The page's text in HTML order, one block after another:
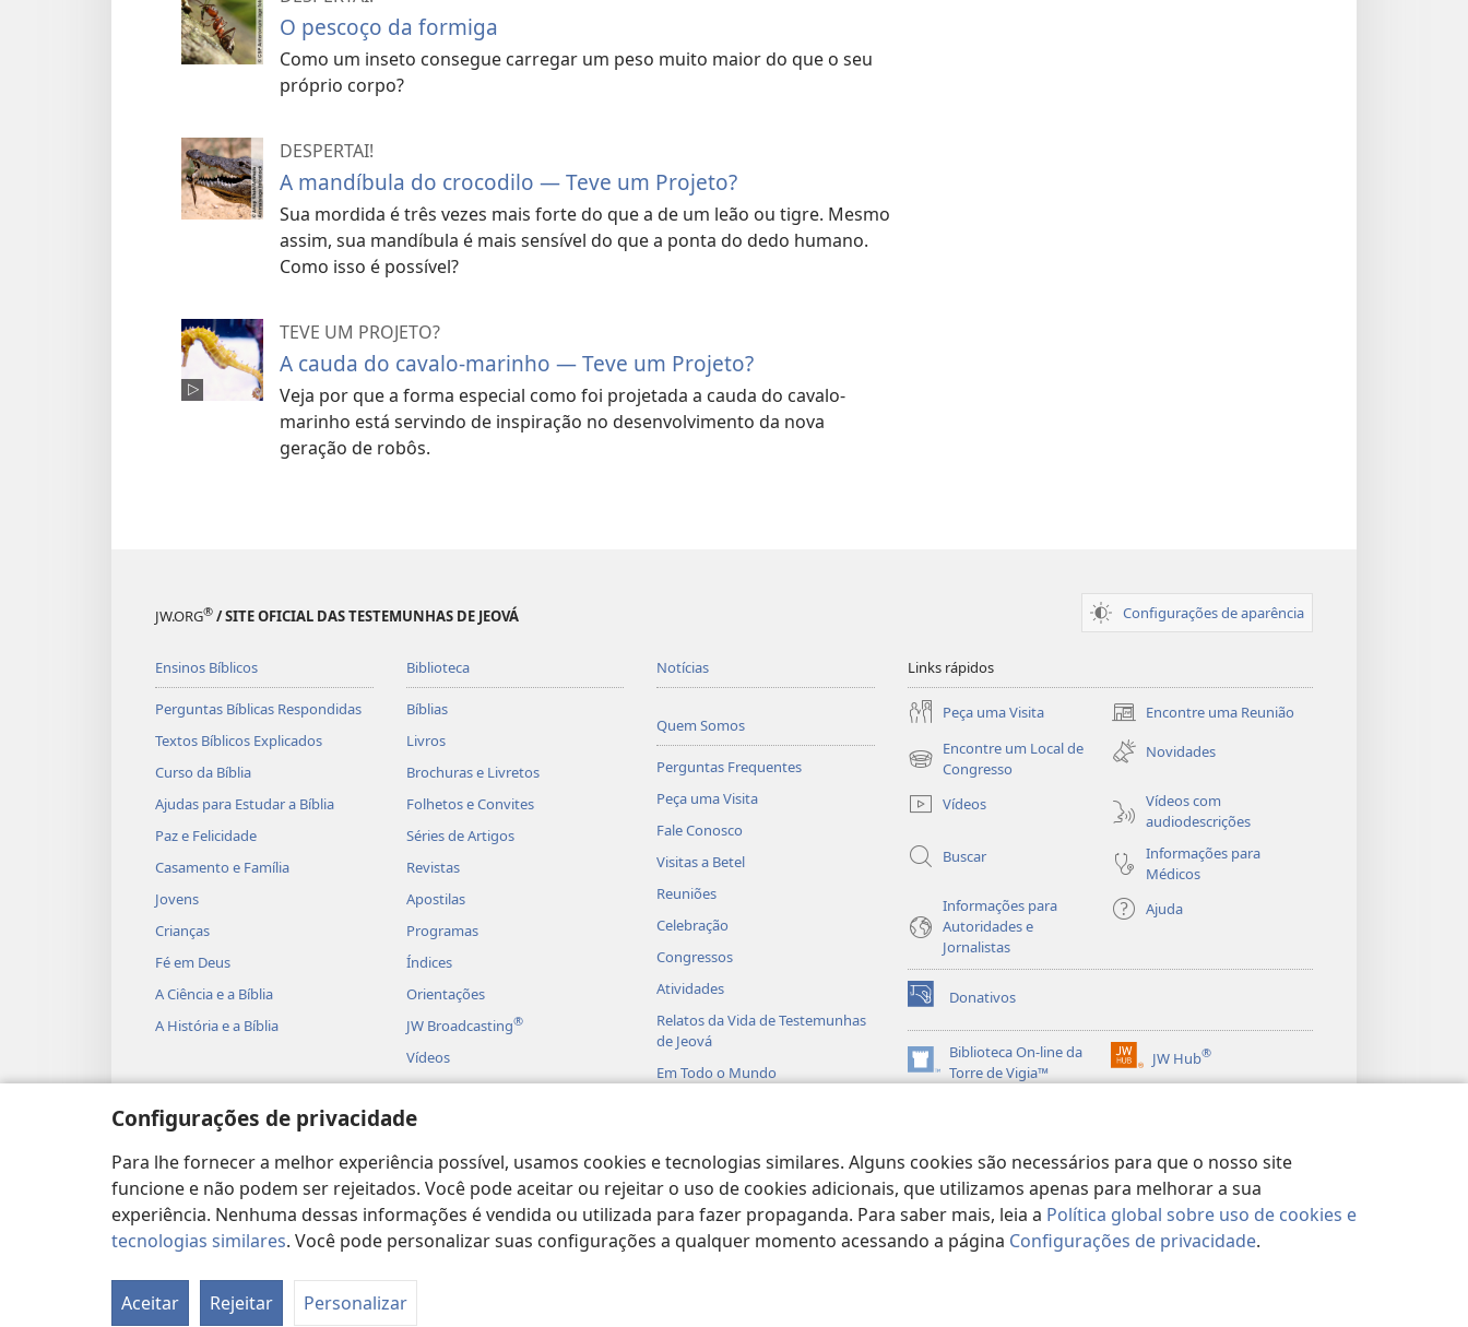
Configurações de privacidade
Para lhe fornecer a melhor experiência possível, usamos cookies e tecnologias similares. Alguns cookies são necessários para que o nosso site
funcione e não podem ser rejeitados. Você pode aceitar ou rejeitar o uso de cookies adicionais, que utilizamos apenas para melhorar a sua
experiência. Nenhuma dessas informações é vendida ou utilizada para fazer propaganda. Para saber mais, leia a Política global sobre uso de cookies e
tecnologias similares. Você pode personalizar suas configurações a qualquer momento acessando a página Configurações de privacidade.
Aceitar Rejeitar Personalizar
O pescoço da formiga
Como um inseto consegue carregar um peso muito maior do que o seu
próprio corpo?
DESPERTAI!
A mandíbula do crocodilo — Teve um Projeto?
Sua mordida é três vezes mais forte do que a de um leão ou tigre. Mesmo
assim, sua mandíbula é mais sensível do que a ponta do dedo humano.
Como isso é possível?
TEVE UM PROJETO?
A cauda do cavalo-marinho — Teve um Projeto?
Veja por que a forma especial como foi projetada a cauda do cavalo-
marinho está servindo de inspiração no desenvolvimento da nova
geração de robôs.
JW.ORG® / SITE OFICIAL DAS TESTEMUNHAS DE JEOVÁ Configurações de aparência
Ensinos Bíblicos
Perguntas Bíblicas Respondidas
Textos Bíblicos Explicados
Curso da Bíblia
Ajudas para Estudar a Bíblia
Paz e Felicidade
Casamento e Família
Jovens
Crianças
Fé em Deus
A Ciência e a Bíblia
A História e a Bíblia
Biblioteca
Bíblias
Livros
Brochuras e Livretos
Folhetos e Convites
Séries de Artigos
Revistas
Apostilas
Programas
Índices
Orientações
JW Broadcasting®
Vídeos
Músicas
Peças Teatrais em Áudio
Leituras Bíblicas Dramatizadas
Notícias
Quem Somos
Perguntas Frequentes
Peça uma Visita
Fale Conosco
Visitas a Betel
Reuniões
Celebração
Congressos
Atividades
Relatos da Vida de Testemunhas
de Jeová
Em Todo o Mundo
Links rápidos
Peça uma Visita Encontre uma Reunião
(abre
nova
janela)
Encontre um Local de
Congresso
(abre
janela)
Novidades
Vídeos
Vídeos com
audiodescrições
Buscar
Informações para
Médicos
Informações para
Autoridades e
Jornalistas
Ajuda
Donativos
(abre
nova
janela) Biblioteca On-line da
Torre de Vigia™
(abre
JW Hub®
(abre
nova
Copyright© 2026 Watch Tower Bible and Tract Society of Pennsylvania. TERMOS DE USO|POLÍTICA DE PRIVACIDADE|CONFIGURAÇÕES DE PRIVACIDADE